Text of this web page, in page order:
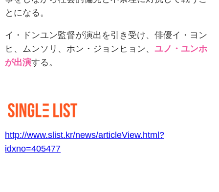
とになる。
イ・ドンユン監督が演出を引き受け、俳優イ・ヨン
ヒ、ムンソリ、ホン・ジョンヒョン、 ユノ・ユンホ
が出演する。
http://www.slist.kr/news/articleView.html?
idxno=405477